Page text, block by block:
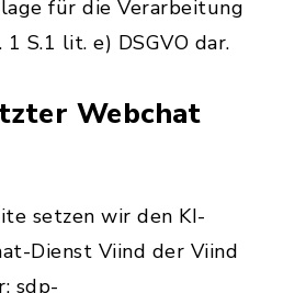
für die Verarbeitung
S.1 lit. e) DSGVO dar.
Webchat
setzen wir den KI-
Dienst Viind der Viind
sdp-